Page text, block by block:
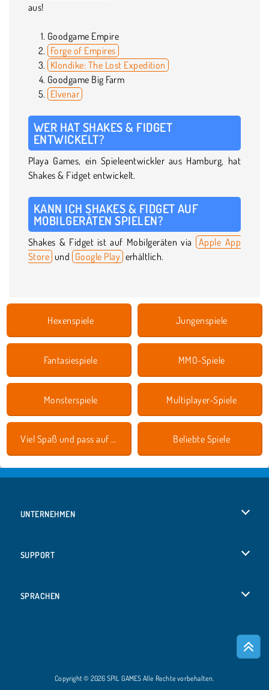
aus!
Goodgame Empire
Forge of Empires
Klondike: The Lost Expedition
Goodgame Big Farm
Elvenar
WER HAT SHAKES & FIDGET
ENTWICKELT?
Playa Games, ein Spieleentwickler aus Hamburg, hat
Shakes & Fidget entwickelt.
KANN ICH SHAKES & FIDGET AUF
MOBILGERÄTEN SPIELEN?
Shakes & Fidget ist auf Mobilgeräten via
Apple App
Store und Google Play erhältlich.
Hexenspiele Jungenspiele
Fantasiespiele MMO-Spiele
Monsterspiele Multiplayer-Spiele
Viel Spaß und pass auf dich auf! Beliebte Spiele
UNTERNEHMEN
SUPPORT
SPRACHEN
Copyright © 2026 SPIL GAMES Alle Rechte vorbehalten.